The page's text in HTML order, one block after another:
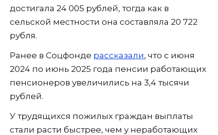
достигала 24 005 рублей, тогда как в
сельской местности она составляла 20 722
рубля.
Ранее в Соцфонде рассказали, что с июня
2024 по июнь 2025 года пенсии работающих
пенсионеров увеличились на 3,4 тысячи
рублей.
У трудящихся пожилых граждан выплаты
стали расти быстрее, чем у неработающих